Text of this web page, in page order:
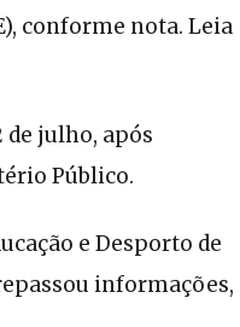
conforme nota. Leia
julho, após
Público.
e Desporto de
informações,